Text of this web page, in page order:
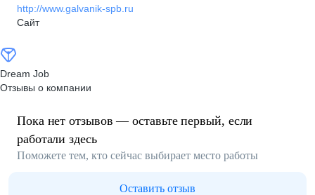
http://www.galvanik-spb.ru
Сайт
Dream Job
Отзывы о компании
Пока нет отзывов — оставьте первый, если
работали здесь
Поможете тем, кто сейчас выбирает место работы
Оставить отзыв